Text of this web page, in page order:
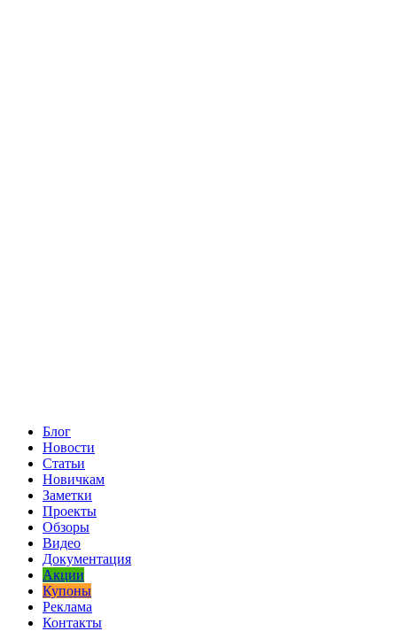
Блог
Новости
Статьи
Новичкам
Заметки
Проекты
Обзоры
Видео
Документация
Акции
Купоны
Реклама
Контакты